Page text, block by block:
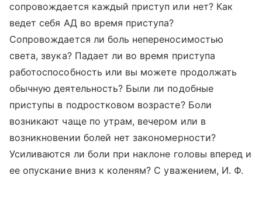
сопровождается каждый приступ или нет? Как
ведет себя АД во время приступа?
Сопровождается ли боль непереносимостью
света, звука? Падает ли во время приступа
работоспособность или вы можете продолжать
обычную деятельность? Были ли подобные
приступы в подростковом возрасте? Боли
возникают чаще по утрам, вечером или в
возникновении болей нет закономерности?
Усиливаются ли боли при наклоне головы вперед и
ее опускание вниз к коленям? С уважением, И. Ф.